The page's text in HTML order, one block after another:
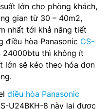
lớn cho phòng khách,
gian từ 30 – 40m2,
nhất tới khả năng tiết
điều hòa Panasonic CS-
24000btu thì không ít
lớn sẽ kéo theo hóa đơn
điều hòa Panasonic
U24BKH-8 này lại được